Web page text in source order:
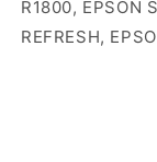
R1800, EPSON
REFRESH,